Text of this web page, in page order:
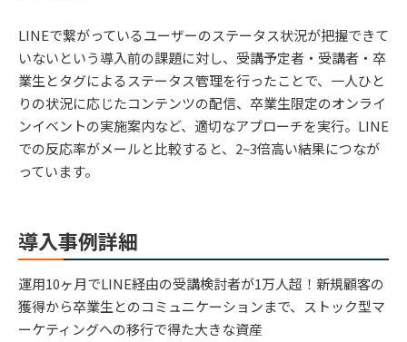
LINEで繋がっているユーザーのステータス状況が把握できて
いないという導入前の課題に対し、受講予定者・受講者・卒
業生とタグによるステータス管理を行ったことで、一人ひと
りの状況に応じたコンテンツの配信、卒業生限定のオンライ
ンイベントの実施案内など、適切なアプローチを実行。LINE
での反応率がメールと比較すると、2~3倍高い結果につなが
っています。
導入事例詳細
運用10ヶ月でLINE経由の受講検討者が1万人超！新規顧客の
獲得から卒業生とのコミュニケーションまで、ストック型マ
ーケティングへの移行で得た大きな資産